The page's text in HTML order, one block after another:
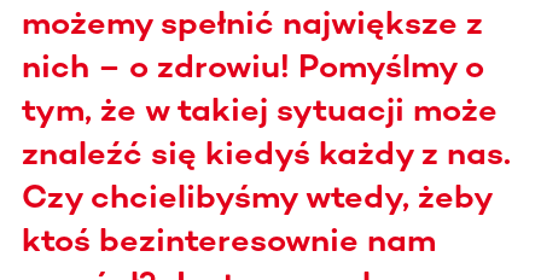
możemy spełnić największe z
nich – o zdrowiu! Pomyślmy o
tym, że w takiej sytuacji może
znaleźć się kiedyś każdy z nas.
Czy chcielibyśmy wtedy, żeby
ktoś bezinteresownie nam